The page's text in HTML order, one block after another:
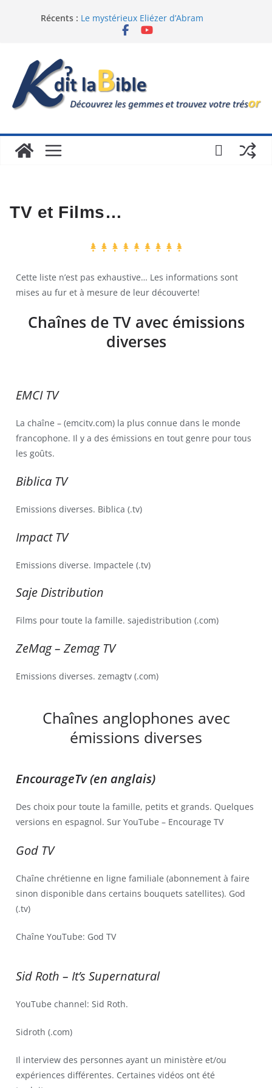
Récents : Le mystérieux Eliézer d’Abram
Le figuier sycomore
La vision de Tommy Hickst
TV et Films…
Cette liste n’est pas exhaustive… Les informations sont
mises au fur et à mesure de leur découverte!
Chaînes de TV avec émissions
diverses
EMCI TV
La chaîne – (emcitv.com) la plus connue dans le monde
francophone. Il y a des émissions en tout genre pour tous
les goûts.
Biblica TV
Emissions diverses. Biblica (.tv)
Impact TV
Emissions diverse. Impactele (.tv)
Saje Distribution
Films pour toute la famille. sajedistribution (.com)
ZeMag – Zemag TV
Emissions diverses. zemagtv (.com)
Chaînes anglophones avec
émissions diverses
EncourageTv (en anglais)
Des choix pour toute la famille, petits et grands. Quelques
versions en espagnol. Sur YouTube – Encourage TV
God TV
Chaîne chrétienne en ligne familiale (abonnement à faire
sinon disponible dans certains bouquets satellites). God
(.tv)
Chaîne YouTube: God TV
Sid Roth – It’s Supernatural
YouTube channel: Sid Roth.
Sidroth (.com)
Il interview des personnes ayant un ministère et/ou
expériences différentes. Certaines vidéos ont été